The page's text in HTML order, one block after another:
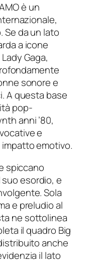
è un
Se da un lato
a icone
Gaga,
sonore e
A questa base
pop-
anni ’80,
e
emotivo.
spiccano
esordio, e
Sola
e preludio al
ne sottolinea
il quadro Big
anche
il lato